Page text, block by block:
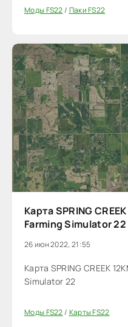
Моды FS22/ Паки FS22
Карта SPRING
Farming Simulator 22
26 июн 2022, 21:55
Карта SPRING CREEK
Simulator 22
Моды FS22/ Карты FS22